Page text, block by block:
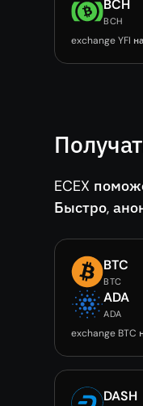
BCH
BCH
exchange YFI
ECEX
Быстро,
BTC
BTC
ADA
ADA
exchange BTC
DASH